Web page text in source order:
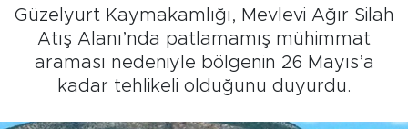
Güzelyurt Kaymakamlığı, Mevlevi Ağır Silah
Atış Alanı’nda patlamamış mühimmat
araması nedeniyle bölgenin 26 Mayıs’a
kadar tehlikeli olduğunu duyurdu.